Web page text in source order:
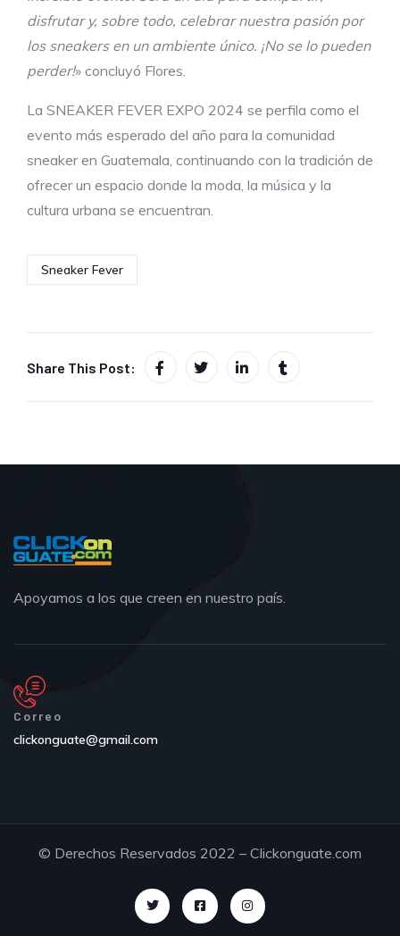
disfrutar y, sobre todo, celebrar nuestra pasión por
los sneakers en un ambiente único. ¡No se lo pueden
perder!» concluyó Flores.
La SNEAKER FEVER EXPO 2024 se perfila como el
evento más esperado del año para la comunidad
sneaker en Guatemala, continuando con la tradición de
ofrecer un espacio donde la moda, la música y la
cultura urbana se encuentran.
Sneaker Fever
Share This Post:
Apoyamos a los que creen en nuestro país.
Correo
clickonguate@gmail.com
© Derechos Reservados 2022 – Clickonguate.com